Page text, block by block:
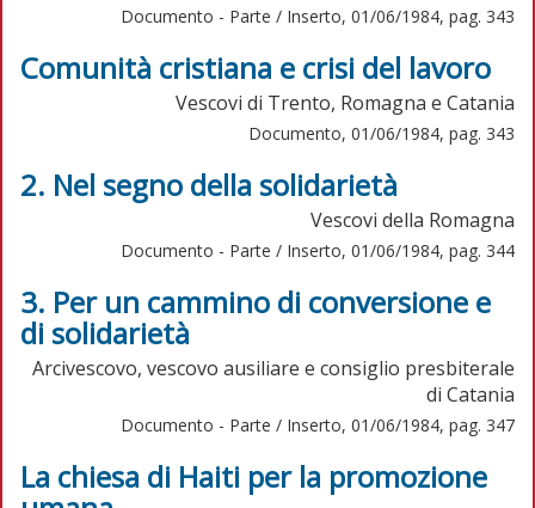
Documento - Parte / Inserto, 01/06/1984, pag. 343
Comunità cristiana e crisi del lavoro
Vescovi di Trento, Romagna e Catania
Documento, 01/06/1984, pag. 343
2. Nel segno della solidarietà
Vescovi della Romagna
Documento - Parte / Inserto, 01/06/1984, pag. 344
3. Per un cammino di conversione e
di solidarietà
Arcivescovo, vescovo ausiliare e consiglio presbiterale
di Catania
Documento - Parte / Inserto, 01/06/1984, pag. 347
La chiesa di Haiti per la promozione